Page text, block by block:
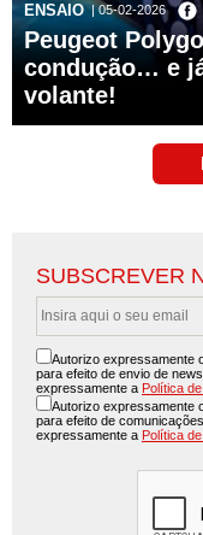
ENSAIO | 05-02-2026
Peugeot
condução… e
volante!
SUBSCREVER
Autorizo expressamente
para efeito de envio de
expressamente a Política
Autorizo expressamente
para efeito de
expressamente a Política